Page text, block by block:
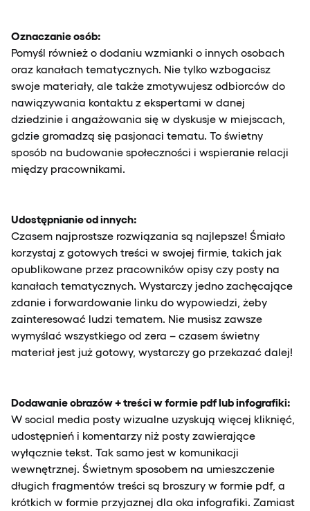
Oznaczanie osób:
Pomyśl również o dodaniu wzmianki o innych osobach
oraz kanałach tematycznych. Nie tylko wzbogacisz
swoje materiały, ale także zmotywujesz odbiorców do
nawiązywania kontaktu z ekspertami w danej
dziedzinie i angażowania się w dyskusje w miejscach,
gdzie gromadzą się pasjonaci tematu. To świetny
sposób na budowanie społeczności i wspieranie relacji
między pracownikami.
Udostępnianie od innych:
Czasem najprostsze rozwiązania są najlepsze! Śmiało
korzystaj z gotowych treści w swojej firmie, takich jak
opublikowane przez pracowników opisy czy posty na
kanałach tematycznych. Wystarczy jedno zachęcające
zdanie i forwardowanie linku do wypowiedzi, żeby
zainteresować ludzi tematem. Nie musisz zawsze
wymyślać wszystkiego od zera – czasem świetny
materiał jest już gotowy, wystarczy go przekazać dalej!
Dodawanie obrazów + treści w formie pdf lub infografiki:
W social media posty wizualne uzyskują więcej kliknięć,
udostępnień i komentarzy niż posty zawierające
wyłącznie tekst. Tak samo jest w komunikacji
wewnętrznej. Świetnym sposobem na umieszczenie
długich fragmentów treści są broszury w formie pdf, a
krótkich w formie przyjaznej dla oka infografiki. Zamiast